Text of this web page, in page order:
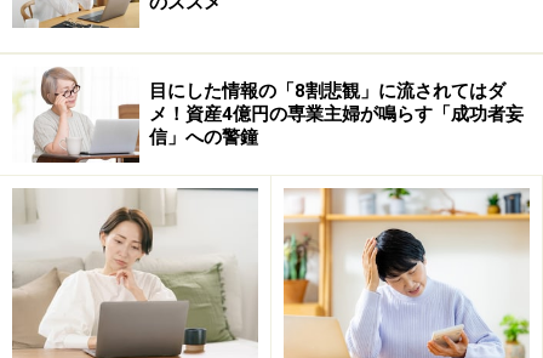
きる大学を探すことにしたのです。生活費も奨学金で賄
いつつ、“いつかは親孝行をしたいし、自分も人並みに幸
せになりたい”と思いながら学生時代を過ごしていまし
た。
やっぱりお金が減ると気持ちも落ちる
――おおちゃんさんのハングリー精神は、若い頃の経験を
通して培われたのがよくわかりました。では、大学を卒
業して社会に出てから、それ以上に大変だった出来事は
目にした情報の「8割悲観」に流されてはダ
メ！資産4億円の専業主婦が鳴らす「成功者妄
信」への警鐘